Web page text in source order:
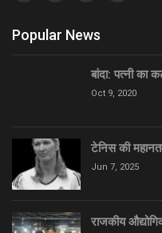
Popular News
बांदा: पत्नी का
Oct 9, 2020
टेनिस की
Jun 7, 2025
राजकीय